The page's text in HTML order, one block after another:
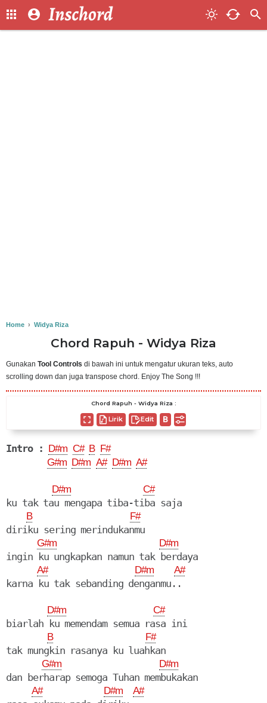
Home › Widya Riza
Chord Rapuh - Widya Riza
Gunakan Tool Controls di bawah ini untuk mengatur ukuran teks, auto
scrolling down dan juga transpose chord. Enjoy The Song !!!
Chord Rapuh - Widya Riza :
Lirik Edit
Intro : D#m C# B F#
G#m D#m A# D#m A#
D#m C#
ku tak tau mengapa tiba-tiba saja
B F#
diriku sering merindukanmu
G#m D#m
ingin ku ungkapkan namun tak berdaya
A# D#m A#
D#m C#
biarlah ku memendam semua rasa ini
B F#
tak mungkin rasanya ku luahkan
G#m D#m
dan berharap semoga Tuhan membukakan
A# D#m A#